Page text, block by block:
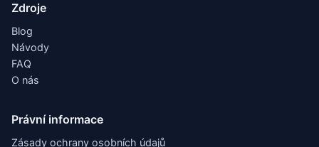
Zdroje
Blog
Návody
FAQ
O nás
Právní informace
Zásady ochrany osobních údajů